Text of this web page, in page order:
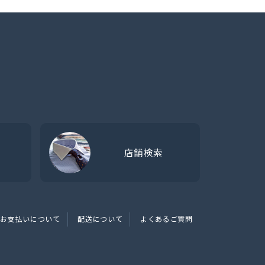
店舗検索
お支払いについて 配送について よくあるご質問